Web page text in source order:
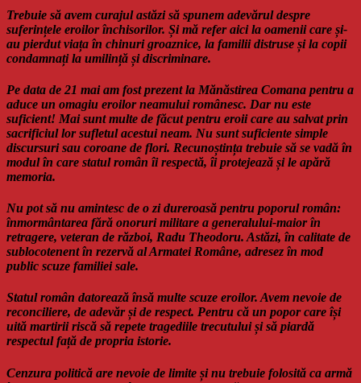
Trebuie să avem curajul astăzi să spunem adevărul despre
suferințele eroilor închisorilor. Și mă refer aici la oamenii care și-
au pierdut viața în chinuri groaznice, la familii distruse și la copii
condamnați la umilință și discriminare.
Pe data de 21 mai am fost prezent la Mănăstirea Comana pentru a
aduce un omagiu eroilor neamului românesc. Dar nu este
suficient! Mai sunt multe de făcut pentru eroii care au salvat prin
sacrificiul lor sufletul acestui neam. Nu sunt suficiente simple
discursuri sau coroane de flori. Recunoștința trebuie să se vadă în
modul în care statul român îi respectă, îi protejează și le apără
memoria.
Nu pot să nu amintesc de o zi dureroasă pentru poporul român:
înmormântarea fără onoruri militare a generalului-maior în
retragere, veteran de război, Radu Theodoru. Astăzi, în calitate de
sublocotenent în rezervă al Armatei Române, adresez în mod
public scuze familiei sale.
Statul român datorează însă multe scuze eroilor. Avem nevoie de
reconciliere, de adevăr și de respect. Pentru că un popor care își
uită martirii riscă să repete tragediile trecutului și să piardă
respectul față de propria istorie.
Cenzura politică are nevoie de limite și nu trebuie folosită ca armă